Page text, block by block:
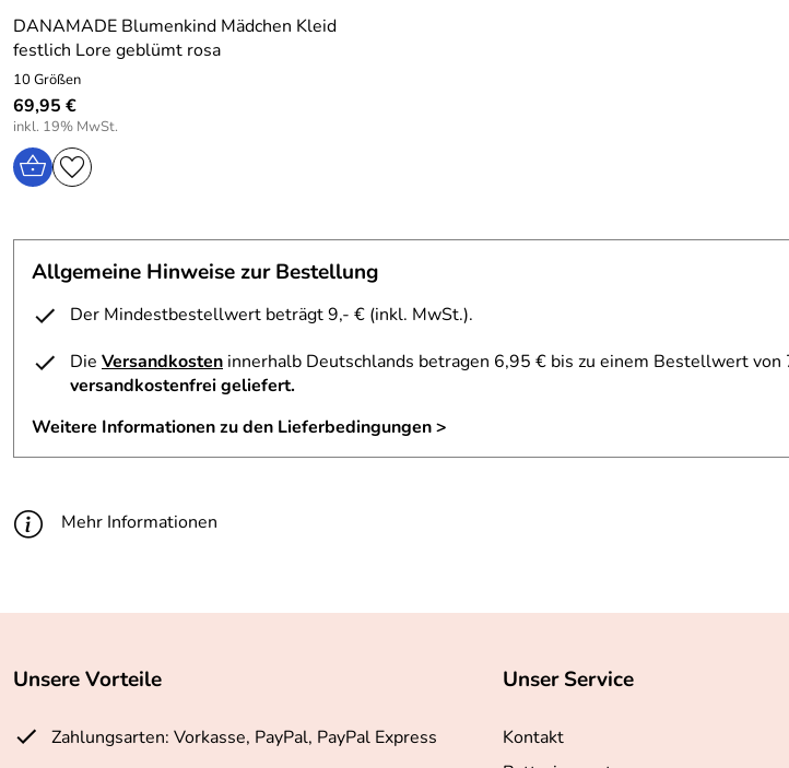
DANAMADE Blumenkind Mädchen Kleid
festlich Lore geblümt rosa
10 Größen
69,95 €
inkl. 19% MwSt.
Allgemeine Hinweise zur Bestellung
Der Mindestbestellwert beträgt 9,- € (inkl. MwSt.).
Die Versandkosten innerhalb Deutschlands betragen 6,95 € bis zu einem Bestellwert von
versandkostenfrei geliefert.
Weitere Informationen zu den Lieferbedingungen >
Mehr Informationen
Unsere Vorteile
Zahlungsarten: Vorkasse, PayPal, PayPal Express
Unser Service
Kontakt